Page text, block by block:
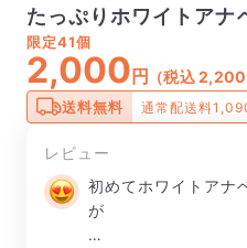
たっぷりホワイトアナ
限定41個
2,000 円 （税込 2,200
送料無料 通常配送料
レビュー
初めてホワイトアナ
が